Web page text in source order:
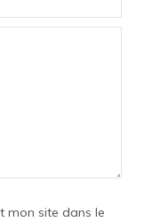
mon site dans le